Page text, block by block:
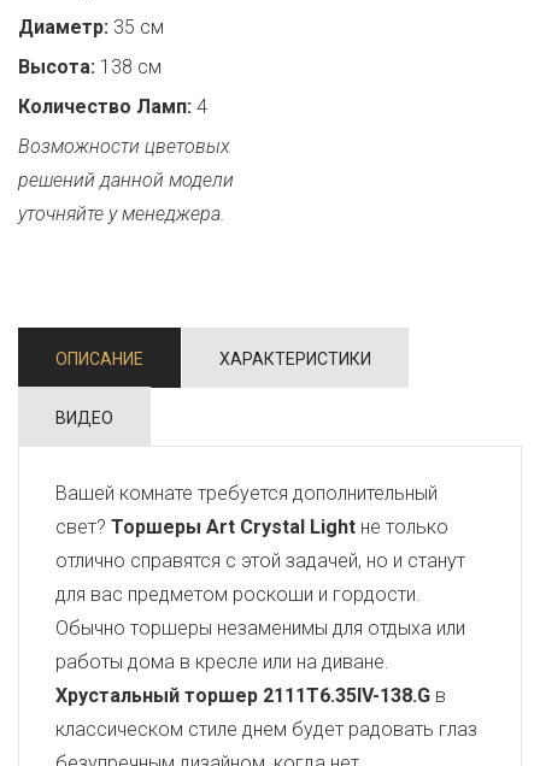
Диаметр: 35 см
Высота: 138 см
Количество Ламп: 4
Возможности цветовых
решений данной модели
уточняйте у менеджера.
ОПИСАНИЕ ХАРАКТЕРИСТИКИ
ВИДЕО
Вашей комнате требуется дополнительный
свет? Торшеры Art Crystal Light не только
отлично справятся с этой задачей, но и станут
для вас предметом роскоши и гордости.
Обычно торшеры незаменимы для отдыха или
работы дома в кресле или на диване.
Хрустальный торшер 2111T6.35IV-138.G в
классическом стиле днем будет радовать глаз